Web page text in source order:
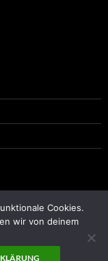
Cookies.
wir von deinem